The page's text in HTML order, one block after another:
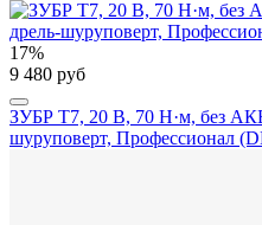
17%
9 480 руб
ЗУБР Т7, 20 В, 70 Н·м, без
шуруповерт, Профессионал